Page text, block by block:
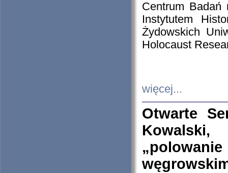
Centrum Badań
Instytutem
Żydowskich
Holocaust
więcej...
Otwarte